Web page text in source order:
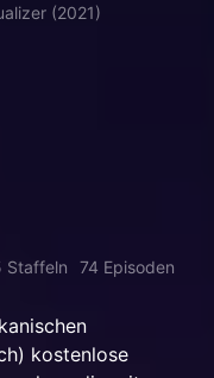
(2021)
Staffeln 74 Episoden
kostenlose